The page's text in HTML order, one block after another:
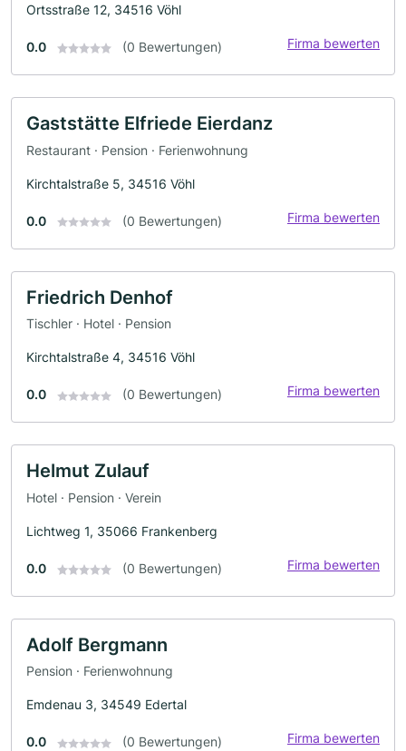
Ortsstraße 12, 34516 Vöhl
0.0 (0 Bewertungen) Firma bewerten
Gaststätte Elfriede Eierdanz
Restaurant · Pension · Ferienwohnung
Kirchtalstraße 5, 34516 Vöhl
0.0 (0 Bewertungen) Firma bewerten
Friedrich Denhof
Tischler · Hotel · Pension
Kirchtalstraße 4, 34516 Vöhl
0.0 (0 Bewertungen) Firma bewerten
Helmut Zulauf
Hotel · Pension · Verein
Lichtweg 1, 35066 Frankenberg
0.0 (0 Bewertungen) Firma bewerten
Adolf Bergmann
Pension · Ferienwohnung
Emdenau 3, 34549 Edertal
0.0 (0 Bewertungen) Firma bewerten